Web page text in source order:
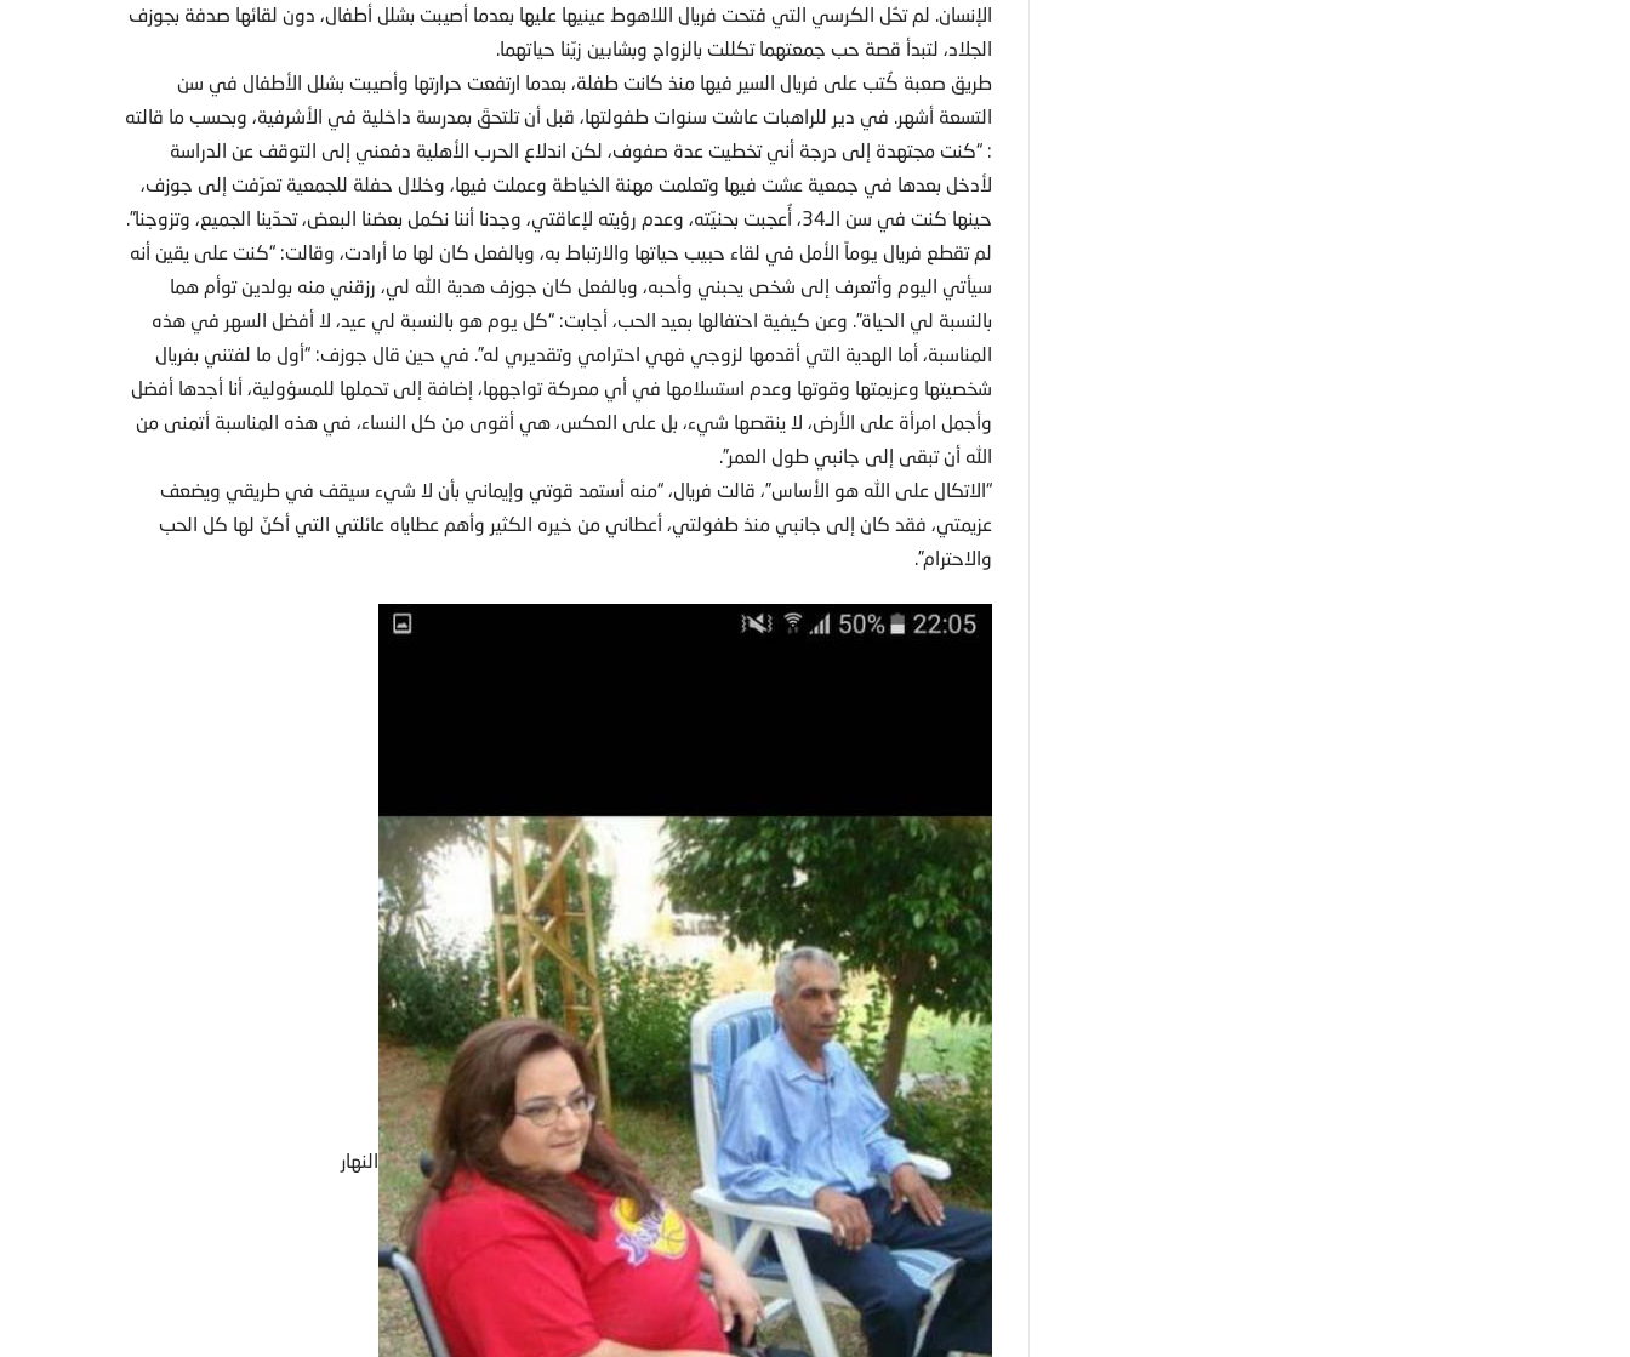
الإنسان. لم تحُل الكرسي التي فتحت فريال اللاهوط عينيها عليها بعدما أصيبت بشلل أطفال، دون لقائها صدفة بجوزف
الجلاد، لتبدأ قصة حب جمعتهما تكللت بالزواج وبشابين زيّنا حياتهما.
طريق صعبة كُتب على فريال السير فيها منذ كانت طفلة، بعدما ارتفعت حرارتها وأصيبت بشلل الأطفال في سن
التسعة أشهر. في دير للراهبات عاشت سنوات طفولتها، قبل أن تلتحقَ بمدرسة داخلية في الأشرفية، وبحسب ما قالته
: “كنت مجتهدة إلى درجة أني تخطيت عدة صفوف، لكن اندلاع الحرب الأهلية دفعني إلى التوقف عن الدراسة
لأدخل بعدها في جمعية عشت فيها وتعلمت مهنة الخياطة وعملت فيها، وخلال حفلة للجمعية تعرّفت إلى جوزف،
حينها كنت في سن الـ34، أُعجبت بحنيّته، وعدم رؤيته لإعاقتي، وجدنا أننا نكمل بعضنا البعض، تحدّينا الجميع، وتزوجنا”.
لم تقطع فريال يوماً الأمل في لقاء حبيب حياتها والارتباط به، وبالفعل كان لها ما أرادت، وقالت: “كنت على يقين أنه
سيأتي اليوم وأتعرف إلى شخص يحبني وأحبه، وبالفعل كان جوزف هدية الله لي، رزقني منه بولدين توأم هما
بالنسبة لي الحياة”. وعن كيفية احتفالها بعيد الحب، أجابت: “كل يوم هو بالنسبة لي عيد، لا أفضل السهر في هذه
المناسبة، أما الهدية التي أقدمها لزوجي فهي احترامي وتقديري له”. في حين قال جوزف: “أول ما لفتني بفريال
شخصيتها وعزيمتها وقوتها وعدم استسلامها في أي معركة تواجهها، إضافة إلى تحملها للمسؤولية، أنا أجدها أفضل
وأجمل امرأة على الأرض، لا ينقصها شيء، بل على العكس، هي أقوى من كل النساء، في هذه المناسبة أتمنى من
الله أن تبقى إلى جانبي طول العمر”.
“الاتكال على الله هو الأساس”، قالت فريال، “منه أستمد قوتي وإيماني بأن لا شيء سيقف في طريقي ويضعف
عزيمتي، فقد كان إلى جانبي منذ طفولتي، أعطاني من خيره الكثير وأهم عطاياه عائلتي التي أكنّ لها كل الحب
والاحترام”.
النهار